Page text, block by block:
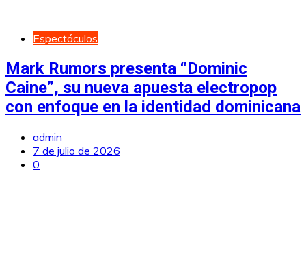
Espectáculos
Mark Rumors presenta “Dominic
Caine”, su nueva apuesta electropop
con enfoque en la identidad dominicana
admin
7 de julio de 2026
0